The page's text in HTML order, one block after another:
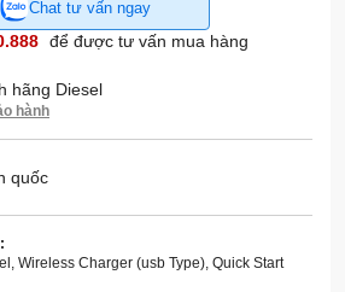
Chat tư vấn ngay
để được tư vấn mua hàng
hãng Diesel
hành
quốc
Wireless Charger (usb Type), Quick Start